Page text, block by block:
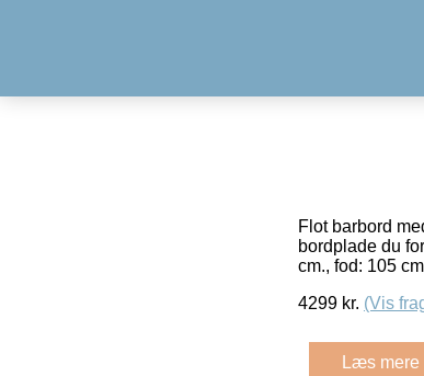
Flot barbord
bordplade du
cm., fod: 105
4299 kr. (Vis
Læs mere